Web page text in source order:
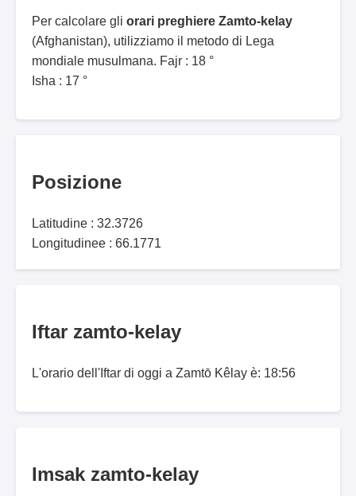
Per calcolare gli orari preghiere Zamto-kelay
(Afghanistan), utilizziamo il metodo di Lega
mondiale musulmana. Fajr : 18 °
Isha : 17 °
Posizione
Latitudine : 32.3726
Longitudinee : 66.1771
Iftar zamto-kelay
L'orario dell'Iftar di oggi a Zamtō Kêlay è: 18:56
Imsak zamto-kelay